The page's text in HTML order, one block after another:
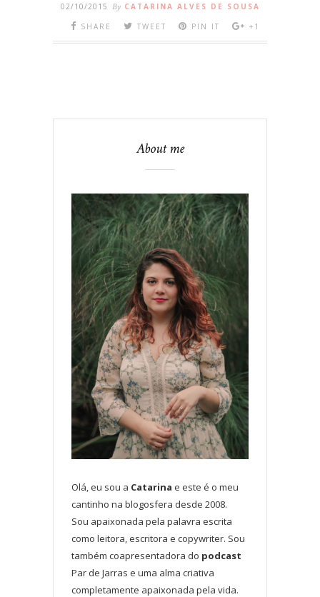
02/10/2015 By CATARINA ALVES DE SOUSA
SHARE
TWEET PIN IT +1
About me
Olá, eu sou a Catarina e este é o meu
cantinho na blogosfera desde 2008.
Sou apaixonada pela palavra escrita
como leitora, escritora e copywriter. Sou
também coapresentadora do podcast
Par de Jarras e uma alma criativa
completamente apaixonada pela vida.